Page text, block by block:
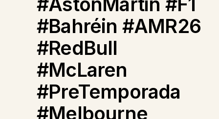
#Bahréin #AMR26
#RedBull
#McLaren
#PreTemporada
#Melbourne